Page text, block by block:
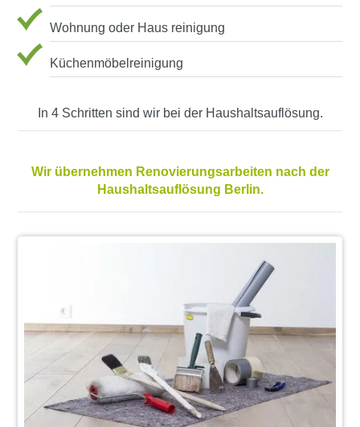
Wohnung oder Haus reinigung
Küchenmöbelreinigung
In 4 Schritten sind wir bei der Haushaltsauflösung.
Wir übernehmen Renovierungsarbeiten nach der
Haushaltsauflösung Berlin.